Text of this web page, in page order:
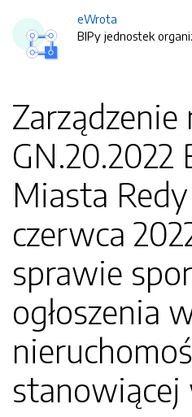
eWrota
BIPy jednostek
Zarządzenie
GN.20.2022
Miasta
czerwca
sprawie
ogłoszenia
stanowiącej